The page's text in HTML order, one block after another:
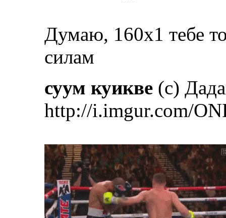
Думаю, 160х1 тебе
силам
суум куикве (с)
http://i.imgur.com/